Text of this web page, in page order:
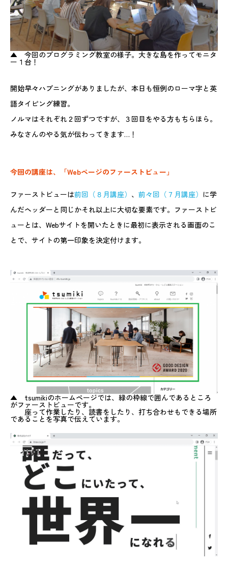
▲ 今回のプログラミング教室の様子。大きな島を作ってモニタ
ー１台！
開始早々ハプニングがありましたが、本日も恒例のローマ字と英
語タイピング練習。
ノルマはそれぞれ２回ずつですが、３回目をやる方もちらほら。
みなさんのやる気が伝わってきます…！
今回の講座は、「Webページのファーストビュー」
ファーストビューは前回（８月講座） 、 前々回（７月講座） に学
んだヘッダーと同じかそれ以上に大切な要素です。ファーストビ
ューとは、Webサイトを開いたときに最初に表示される画面のこ
とで、サイトの第一印象を決定付けます。
▲ tsumikiのホームページでは、緑の枠線で囲んであるところ
がファーストビューです。
座って作業したり、読書をしたり、打ち合わせもできる場所
であることを写真で伝えています。